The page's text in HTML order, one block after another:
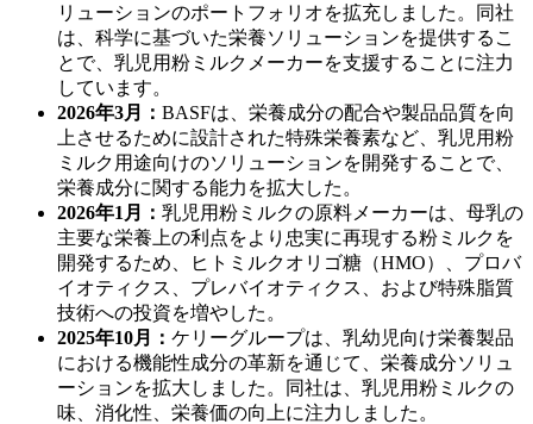
リューションのポートフォリオを拡充しました。同社
は、科学に基づいた栄養ソリューションを提供するこ
とで、乳児用粉ミルクメーカーを支援することに注力
しています。
2026年3月： BASFは、栄養成分の配合や製品品質を向
上させるために設計された特殊栄養素など、乳児用粉
ミルク用途向けのソリューションを開発することで、
栄養成分に関する能力を拡大した。
2026年1月： 乳児用粉ミルクの原料メーカーは、母乳の
主要な栄養上の利点をより忠実に再現する粉ミルクを
開発するため、ヒトミルクオリゴ糖（HMO）、プロバ
イオティクス、プレバイオティクス、および特殊脂質
技術への投資を増やした。
2025年10月： ケリーグループは、乳幼児向け栄養製品
における機能性成分の革新を通じて、栄養成分ソリュ
ーションを拡大しました。同社は、乳児用粉ミルクの
味、消化性、栄養価の向上に注力しました。